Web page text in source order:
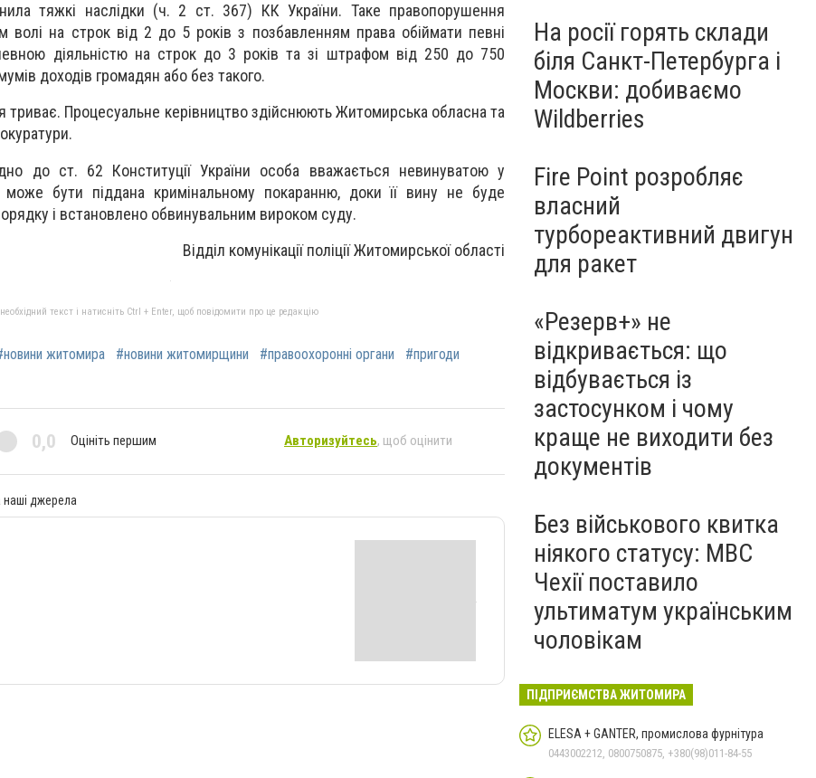
тяжкі наслідки (ч. 2 ст. 367) КК України. Таке правопорушення
волі на строк від 2 до 5 років з позбавленням права обіймати певні
діяльністю на строк до 3 років та зі штрафом від 250 до 750
доходів громадян або без такого.
триває. Процесуальне керівництво здійснюють Житомирська обласна та
до ст. 62 Конституції України особа вважається невинуватою у
може бути піддана кримінальному покаранню, доки її вину не буде
і встановлено обвинувальним вироком суду.
Відділ комунікації поліції Житомирської області
текст і натисніть Ctrl + Enter, щоб повідомити про це редакцію
житомира #новини житомирщини #правоохоронні органи
#пригоди
0,0 Оцініть першим Авторизуйтесь, щоб оцінити
наші джерела
На росії горять склади
біля Санкт-Петербурга і
Москви: добиваємо
Wildberries
Fire Point розробляє
власний
турбореактивний двигун
для ракет
«Резерв+» не
відкривається: що
відбувається із
застосунком і чому
краще не виходити без
документів
Без військового квитка
ніякого статусу: МВС
Чехії поставило
ультиматум українським
чоловікам
ПІДПРИЄМСТВА ЖИТОМИРА
ELESA + GANTER, промислова фурнітура
0443002212, 0800750875, +380(98)011-84-55